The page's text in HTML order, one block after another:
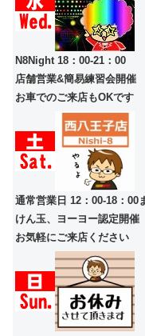
N8Night 18：00-21：00
店舗営業&簡易練習会開催
お車でのご来店もOKです
通常営業日 12：00-18：00
けん玉、ヨーヨー認定開催
お気軽にご来店ください